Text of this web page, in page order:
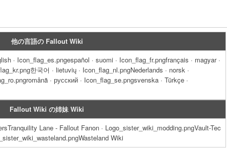
他の言語の Fallout Wiki
· Icon_flag_es.pngespañol · suomi · Icon_flag_fr.pngfrançais · magyar ·
한국어 · lietuvių · Icon_flag_nl.pngNederlands · norsk ·
· русский · Icon_flag_se.pngsvenska · Türkçe ·
Fallout Wiki の姉妹 Wiki
Lane - Fallout Fanon · Logo_sister_wiki_modding.pngVault-Tec
Wiki